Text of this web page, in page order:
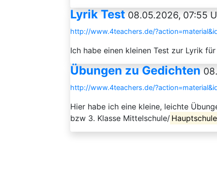
Lyrik Test 08.05.2026, 07:55
http://www.4teachers.de/
Ich habe einen kleinen Test zur Lyrik
Übungen zu Gedichten
http://www.4teachers.de/
Hier habe ich eine kleine, leichte
bzw 3. Klasse Mittelschule/ Hauptschule